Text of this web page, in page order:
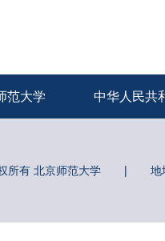
范大学 中华人民共
所有 北京师范大学 | 地